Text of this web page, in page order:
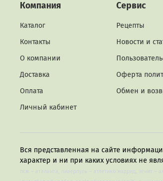
Компания
Каталог
Контакты
О компании
Доставка
Оплата
Личный кабинет
Сервис
Рецепты
Новости и
Оферта
Обмен и
Вся представленная на сайте
характер и ни при каких условиях не